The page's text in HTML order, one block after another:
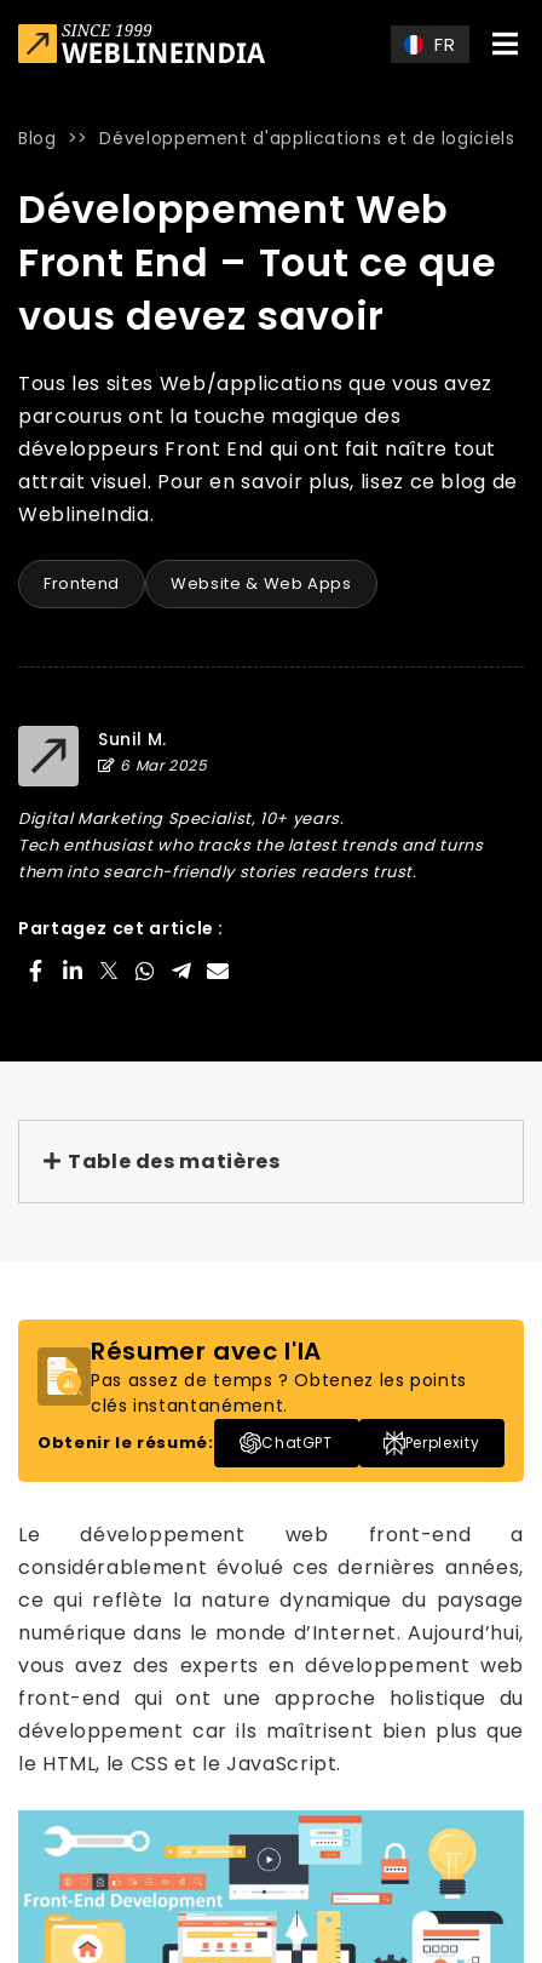
FR
Blog >>Développement d'applications et de logiciels
Développement Web
Front End – Tout ce que
vous devez savoir
Tous les sites Web/applications que vous avez
parcourus ont la touche magique des
développeurs Front End qui ont fait naître tout
attrait visuel. Pour en savoir plus, lisez ce blog de
WeblineIndia.
Frontend Website & Web Apps
Sunil M.
6 Mar 2025
Digital Marketing Specialist, 10+ years.
Tech enthusiast who tracks the latest trends and turns
them into search-friendly stories readers trust.
Partagez cet article :
Table des matières
Résumer avec l'IA
Pas assez de temps ? Obtenez les points
clés instantanément.
Obtenir le résumé: ChatGPT Perplexity
Le développement web front-end a
considérablement évolué ces dernières années,
ce qui reflète la nature dynamique du paysage
numérique dans le monde d’Internet. Aujourd’hui,
vous avez des experts en développement web
front-end qui ont une approche holistique du
développement car ils maîtrisent bien plus que
le HTML, le CSS et le JavaScript.